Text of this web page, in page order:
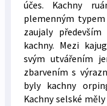
účes. Kachny
plemenným typem
zaujaly
kachny. Mezi
svým utvářením
zbarvením s
byly kachny
Kachny selské